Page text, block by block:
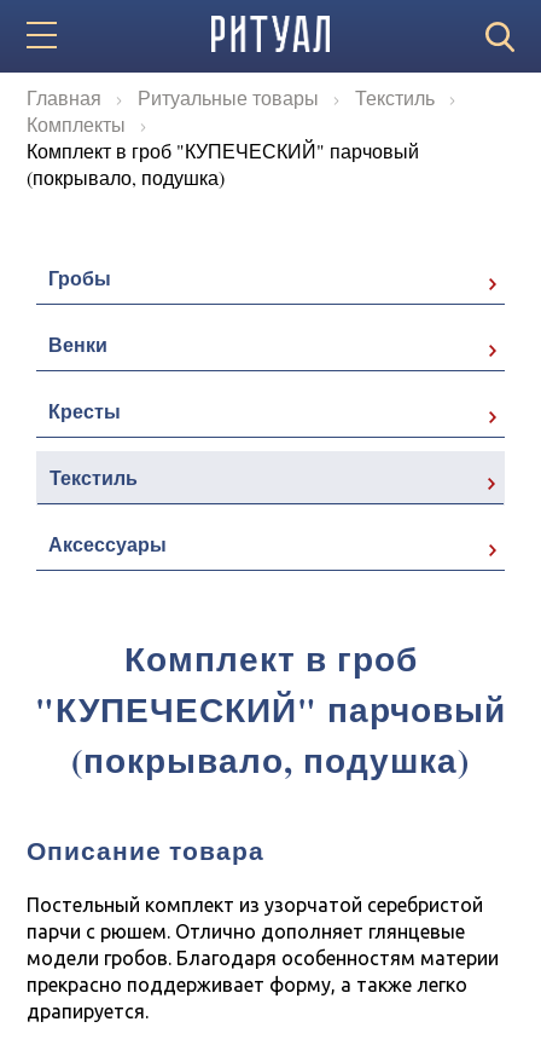
Главная Ритуальные товары
Текстиль
Комплекты
Комплект в гроб "КУПЕЧЕСКИЙ" парчовый
(покрывало, подушка)
Гробы
Венки
Кресты
Текстиль
Аксессуары
Комплект в гроб
"КУПЕЧЕСКИЙ" парчовый
(покрывало, подушка)
Описание товара
Постельный комплект из узорчатой серебристой
парчи с рюшем. Отлично дополняет глянцевые
модели гробов. Благодаря особенностям материи
прекрасно поддерживает форму, а также легко
драпируется.